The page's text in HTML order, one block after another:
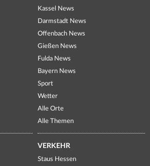
Kassel News
Darmstadt News
Offenbach News
Gießen News
Fulda News
Bayern News
Sport
Wetter
Alle Orte
Alle Themen
VERKEHR
Staus Hessen